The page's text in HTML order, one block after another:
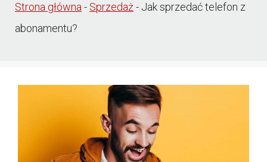
Strona główna- Sprzedaż- Jak sprzedać telefon z
abonamentu?